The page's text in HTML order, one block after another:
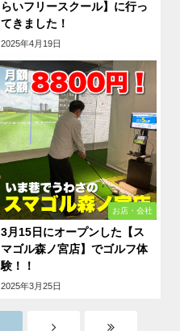
らいフリースクール】に行っ
てきました！
2025年4月19日
お店・会社
3月15日にオープンした【ス
マゴル森ノ宮店】でゴルフ体
験！！
2025年3月25日